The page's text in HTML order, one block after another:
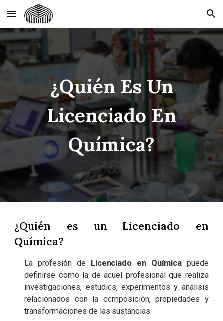
Skip to main content Skip to navigation
¿Quién Es Un
Licenciado En
Química?
¿Quién es un Licenciado en
Química?
La profesión de Licenciado en Químicapuede
definirse como la de aquel profesional que realiza
investigaciones, estudios, experimentos y análisis
relacionados con la composición, propiedades y
transformaciones de las sustancias.